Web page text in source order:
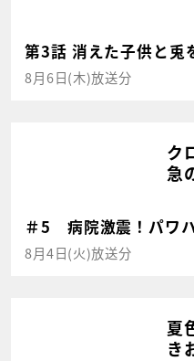
第3話 消えた子供と兎
8月6日(木)放送分
ク
急
＃5 病院激震！パワ
8月4日(火)放送分
夏
き